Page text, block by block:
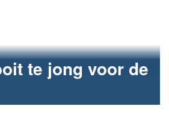
te jong voor de
Bossche scholen op